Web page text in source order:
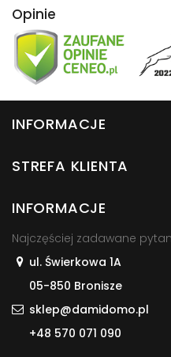
Opinie
INFORMACJE
STREFA KLIENTA
INFORMACJE
Najczęściej zadawane
ul. Świerkowa 1A
05-850 Bronisze
sklep@damidomo.pl
+48 570 071 090